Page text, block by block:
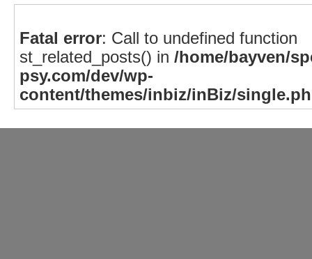
Fatal error: Call to undefined function
st_related_posts() in /home/bayven/
psy.com/dev/wp-
content/themes/inbiz/inBiz/